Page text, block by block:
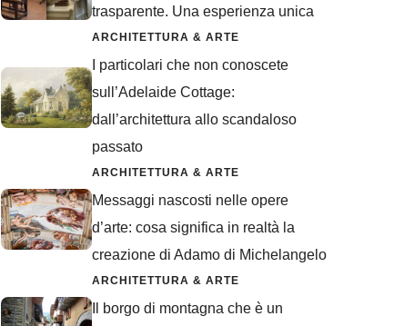
trasparente. Una esperienza unica
ARCHITETTURA & ARTE
I particolari che non conoscete
sull’Adelaide Cottage:
dall’architettura allo scandaloso
passato
ARCHITETTURA & ARTE
Messaggi nascosti nelle opere
d’arte: cosa significa in realtà la
creazione di Adamo di Michelangelo
ARCHITETTURA & ARTE
Il borgo di montagna che è un